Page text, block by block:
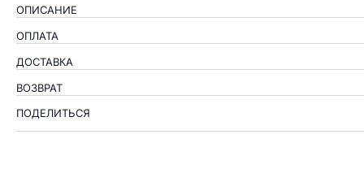
ОПИСАНИЕ
ОПЛАТА
ДОСТАВКА
ВОЗВРАТ
ПОДЕЛИТЬСЯ